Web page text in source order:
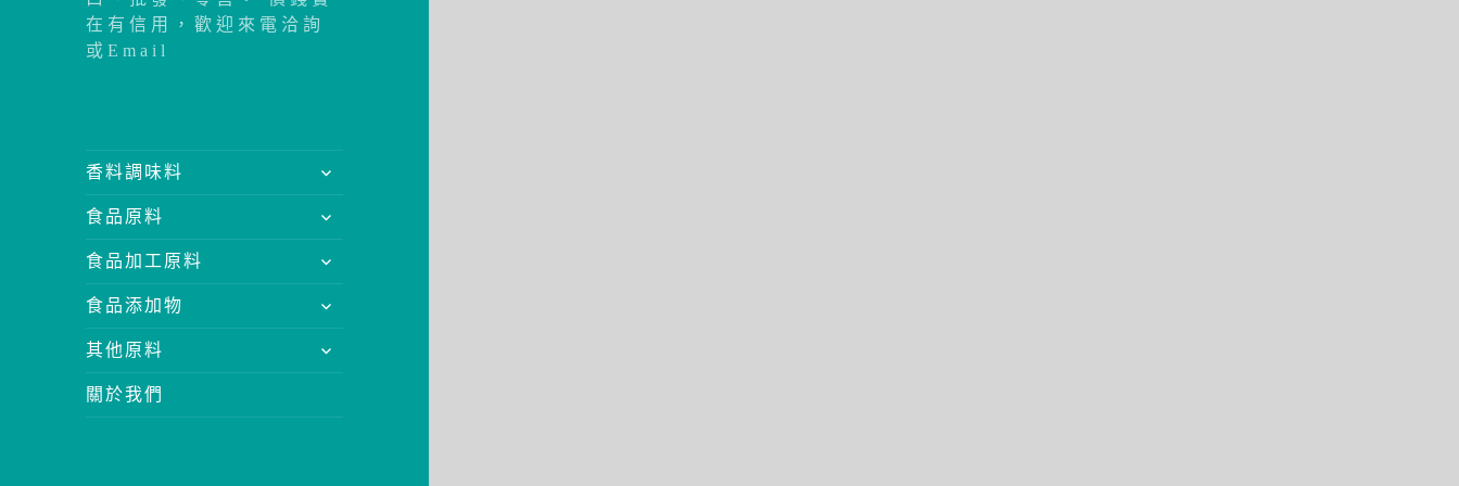
在有信用，歡迎來電洽詢
或Email
香料調味料
展
開
子
選
單
食品原料
展
開
子
選
單
食品加工原料
展
開
子
選
單
食品添加物
展
開
子
選
其他原料
展
開
選
關於我們